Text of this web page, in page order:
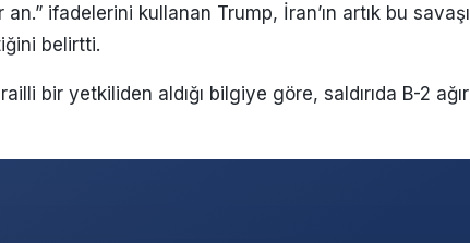
ifadelerini kullanan Trump, İran’ın artık bu savaşı
belirtti.
bir yetkiliden aldığı bilgiye göre, saldırıda B-2 ağır